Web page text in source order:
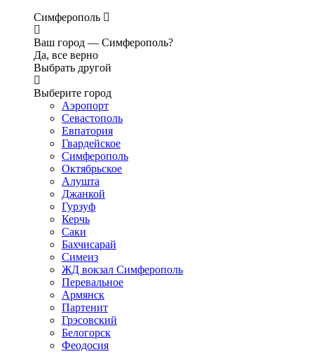
Симферополь
Ваш город — Симферополь?
Да, все верно
Выбрать другой
Выберите город
Аэропорт
Севастополь
Евпатория
Гвардейское
Симферополь
Октябрьское
Алушта
Джанкой
Гурзуф
Керчь
Саки
Бахчисарай
Симеиз
ЖД вокзал Симферополь
Перевальное
Армянск
Партенит
Грэсовский
Белогорск
Феодосия